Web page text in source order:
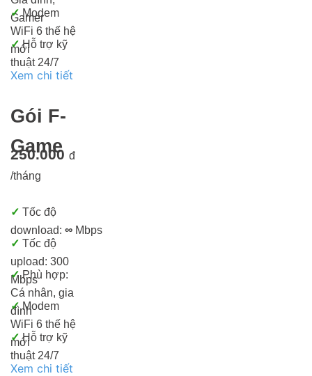
Gamer
✓Modem
WiFi 6 thế hệ
mới
✓Hỗ trợ kỹ
thuật 24/7
Xem chi tiết
Gói F-
Game
250.000 đ
/tháng
✓ Tốc độ
download: ∞ Mbps
✓ Tốc độ
upload: 300
Mbps
✓Phù hợp:
Cá nhân, gia
đình
✓Modem
WiFi 6 thế hệ
mới
✓Hỗ trợ kỹ
thuật 24/7
Xem chi tiết